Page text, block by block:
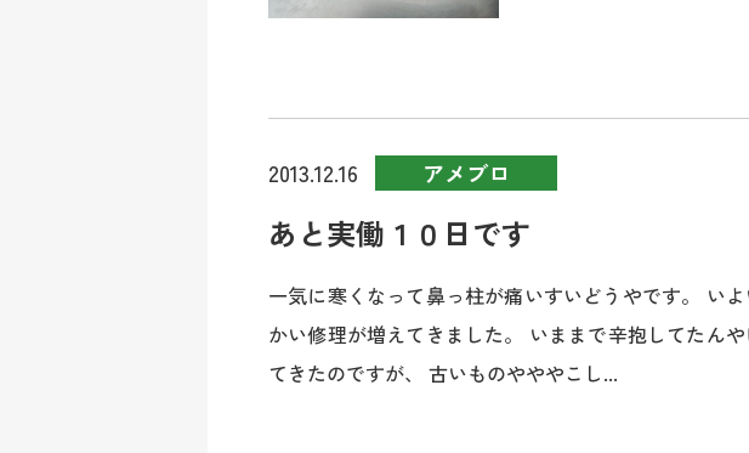
2013.12.16 アメブロ
あと実働１０日です
一気に寒くなって鼻っ柱が痛いすいどうやです。 い
かい修理が増えてきました。 いままで辛抱してたん
てきたのですが、 古いものやややこし...